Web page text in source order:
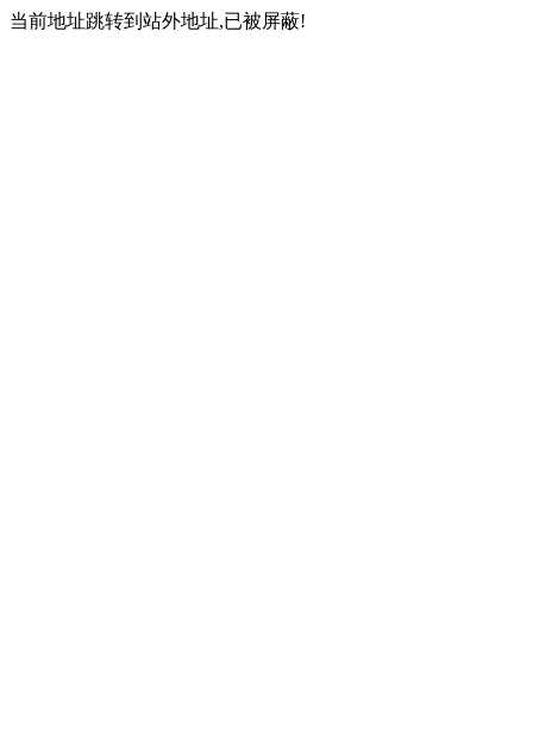
当前地址跳转到站外地址,已被屏蔽!